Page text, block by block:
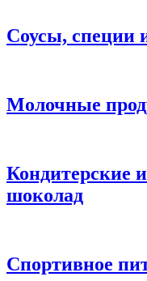
Соусы, специи
Молочные
Кондитерские
шоколад
Спортивное